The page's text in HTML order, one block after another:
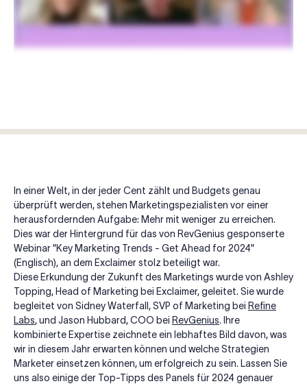
In einer Welt, in der jeder Cent zählt und Budgets genau
überprüft werden, stehen Marketingspezialisten vor einer
herausfordernden Aufgabe: Mehr mit weniger zu erreichen.
Dies war der Hintergrund für das von RevGenius gesponserte
Webinar "Key Marketing Trends - Get Ahead for 2024"
(Englisch), an dem Exclaimer stolz beteiligt war.
Diese Erkundung der Zukunft des Marketings wurde von Ashley
Topping, Head of Marketing bei Exclaimer, geleitet. Sie wurde
begleitet von Sidney Waterfall, SVP of Marketing bei Refine
Labs, und Jason Hubbard, COO bei RevGenius. Ihre
kombinierte Expertise zeichnete ein lebhaftes Bild davon, was
wir in diesem Jahr erwarten können und welche Strategien
Marketer einsetzen können, um erfolgreich zu sein. Lassen Sie
uns also einige der Top-Tipps des Panels für 2024 genauer